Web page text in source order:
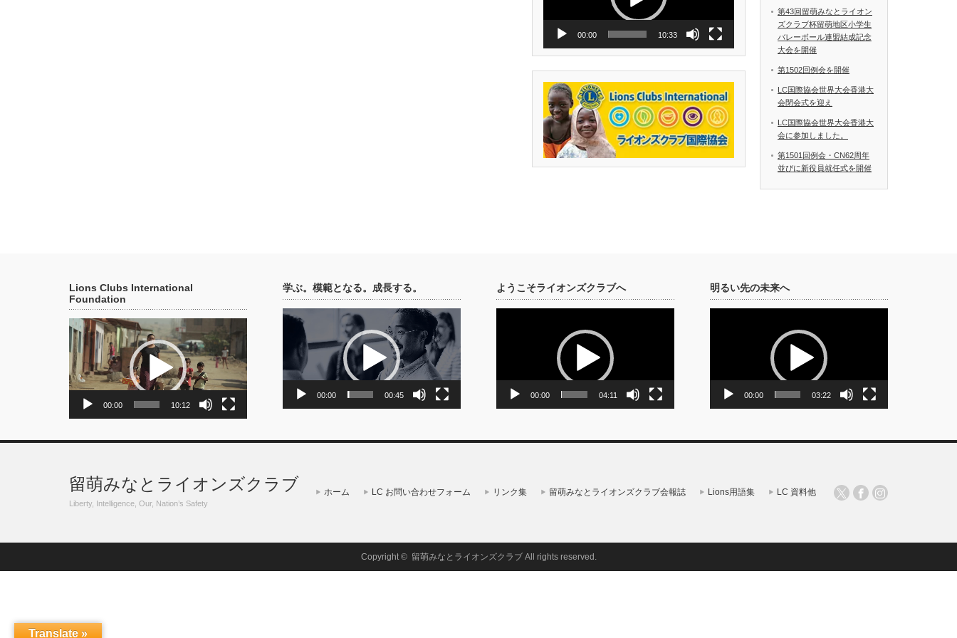
00:00 10:33
第43回留萌みなとライオン
ズクラブ杯留萌地区小学生
バレーボール連盟結成記念
大会を開催
第1502回例会を開催
LC国際協会世界大会香港大
会閉会式を迎え
LC国際協会世界大会香港大
会に参加しました。
第1501回例会・CN62周年
並びに新役員就任式を開催
Lions Clubs International
Foundation
動
画
プ
レ
ー
ヤ
ー
00:00 10:12
学ぶ。模範となる。成長する。
動
00:00 00:45
ようこそライオンズクラブへ
00:00 04:11
明るい先の未来へ
00:00 03:22
留萌みなとライオンズクラブ
Liberty, Intelligence, Our, Nation’s Safety
ホーム LC お問い合わせフォーム リンク集 留萌みなとライオンズクラブ会報誌 Lions用語集 LC 資料他
Copyright © 留萌みなとライオンズクラブAll rights reserved.
Translate »